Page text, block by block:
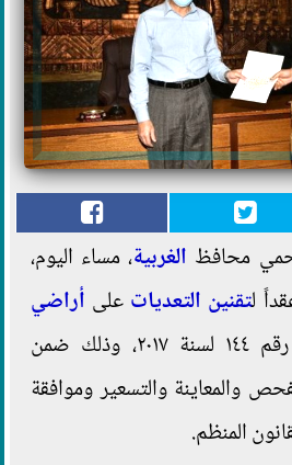
محافظ الغربية، مساء اليوم،
تقنين التعديات على أراضي
طبقاً للقانون رقم ١٤٤ لسنة ٢٠١٧، وذلك ضمن
والمعاينة والتسعير وموافقة
المنظم.